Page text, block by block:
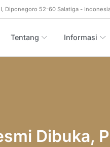
Diponegoro 52-60 Salatiga -
Tentang Informasi
Dibuka,